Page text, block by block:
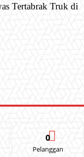
Tertabrak Truk di
0
Pelanggan